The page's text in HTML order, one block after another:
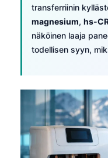
transferriinin
magnesium, hs-
näköinen laaja
todellisen syyn,